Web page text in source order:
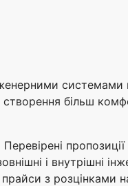
більш
пропозиції
і внутрішні
з розцінками